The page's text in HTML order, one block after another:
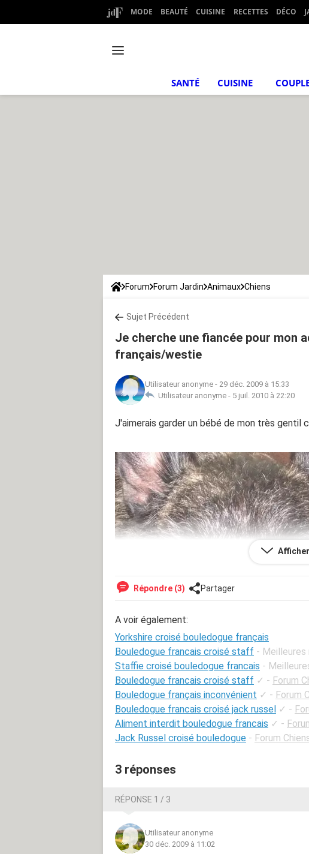
MODE BEAUTÉ CUISINE RECETTES DÉCO
SANTÉ CUISINE
Forum Forum Jardin Animaux Chiens
Sujet Précédent
Je cherche une fiancée pour mon
français/westie
Utilisateur anonyme - 29 déc. 2009 à 15:33
Utilisateur anonyme - 5 juil. 2010 à 22:20
J'aimerais garder un bébé de mon très gentil
Répondre (3) Partager
A voir également:
Yorkshire croisé bouledogue français
Bouledogue francais croisé staff - Meilleures
Staffie croisé bouledogue francais -
Bouledogue francais croisé staff ✓ - Forum
Bouledogue français inconvénient ✓ - Forum
Bouledogue francais croisé jack russel ✓ -
Aliment interdit bouledogue francais ✓ -
Jack Russel croisé bouledogue - Forum
3 réponses
RÉPONSE 1 / 3
Utilisateur anonyme
30 déc. 2009 à 11:02